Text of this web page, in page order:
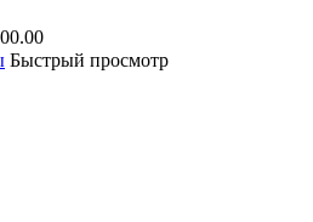
Быстрый просмотр